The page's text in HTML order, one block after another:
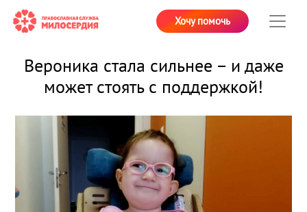
Хочу помочь
Вероника стала сильнее – и даже
может стоять с поддержкой!